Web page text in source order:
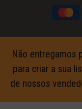
Não entregamos
para criar a sua
de nossos